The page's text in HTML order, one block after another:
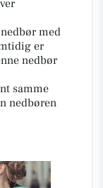
med
er
nedbør
samme
nedbøren